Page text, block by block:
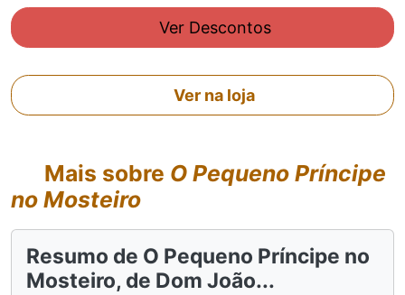
Ver Descontos
Ver na loja
Mais sobre O Pequeno Príncipe
no Mosteiro
Resumo de O Pequeno Príncipe no
Mosteiro, de Dom João...